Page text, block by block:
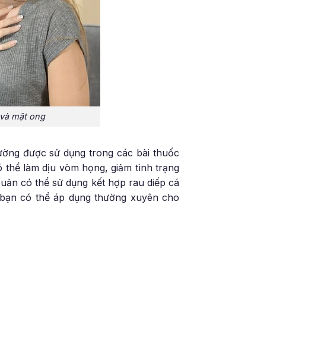
mật ong
được sử dụng trong các bài thuốc
làm dịu vòm họng, giảm tình trạng
có thể sử dụng kết hợp rau diếp cá
có thể áp dụng thường xuyên cho